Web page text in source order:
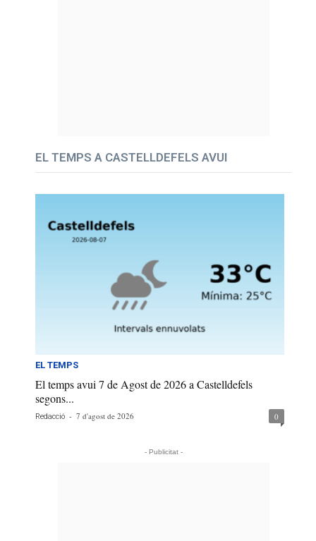
EL TEMPS A CASTELLDEFELS AVUI
EL TEMPS
El temps avui 7 de Agost de 2026 a Castelldefels
segons...
Redacció - 7 d'agost de 2026 0
- Publicitat -